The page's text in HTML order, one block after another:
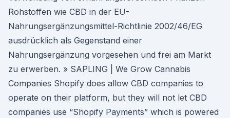
Rohstoffen wie CBD in der EU-
Nahrungsergänzungsmittel-Richtlinie 2002/46/EG
ausdrücklich als Gegenstand einer
Nahrungsergänzung vorgesehen und frei am Markt
zu erwerben. » SAPLING | We Grow Cannabis
Companies Shopify does allow CBD companies to
operate on their platform, but they will not let CBD
companies use “Shopify Payments” which is powered